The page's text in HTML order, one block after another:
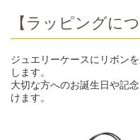
【ラッピングにつ
ジュエリーケースにリボン
します。
大切な方へのお誕生日や記
けます。